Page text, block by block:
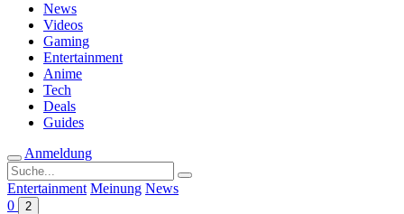
News
Videos
Gaming
Entertainment
Anime
Tech
Deals
Guides
Anmeldung
Suche
nach:
Entertainment Meinung News
0
2